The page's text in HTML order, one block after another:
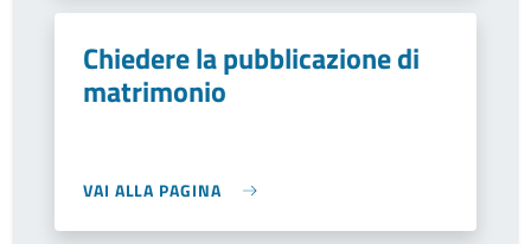
Chiedere la pubblicazione di
matrimonio
VAI ALLA PAGINA